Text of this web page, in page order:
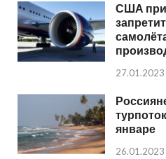
США
27.01.2023
январе
26.01.2023